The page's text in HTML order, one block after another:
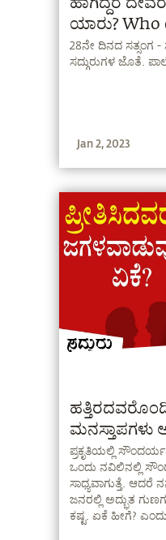
ಯಾರು? Who
Sadhguru
28ನೇ ದಿನದ
ಸದ್ಗುರುಗಳ ಜೊತೆ.
Jan 2, 2023
ಮನಸ್ತಾಪಗಳು
Sadhguru
ಪ್ರಕೃತಿಯಲ್ಲಿ
ಒಂದು ನವಿಲಿನಲ್ಲಿ
ಸಾಧ್ಯವಾಗುತ್ತೆ. ಆದರೆ
ಜನರಲ್ಲಿ ಅದ್ಭುತ
ಕಷ್ಟ. ಏಕೆ ಹೀಗೆ? ಎಂದು